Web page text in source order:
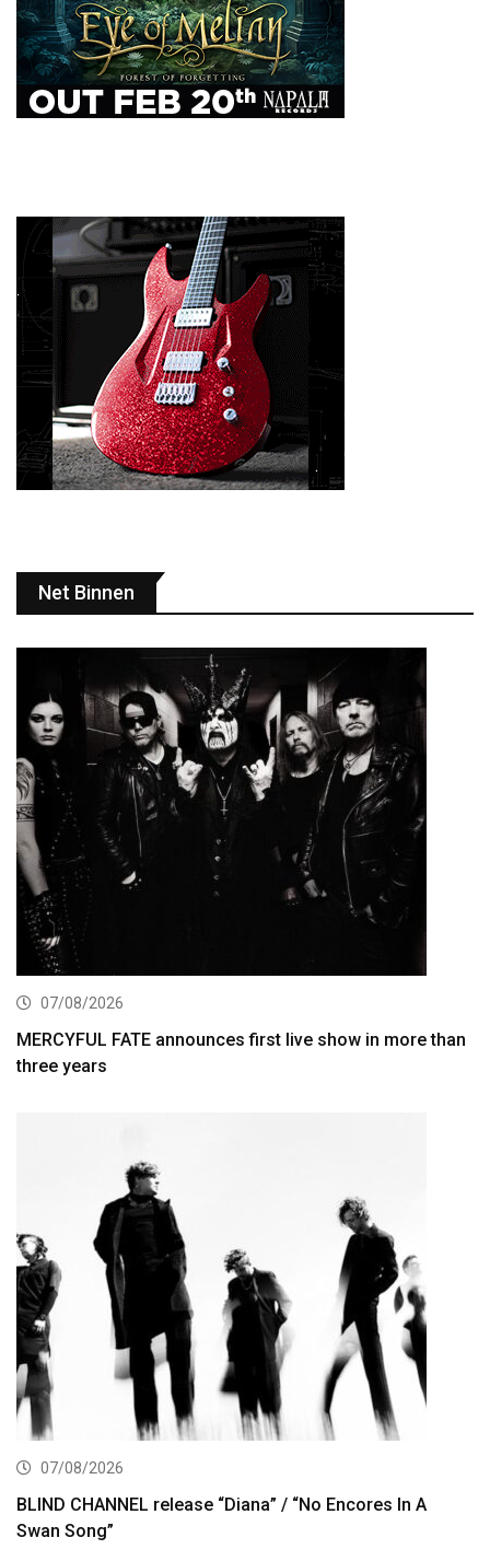
Net Binnen
07/08/2026
MERCYFUL FATE announces first live show in more than
three years
07/08/2026
BLIND CHANNEL release “Diana” / “No Encores In A
Swan Song”